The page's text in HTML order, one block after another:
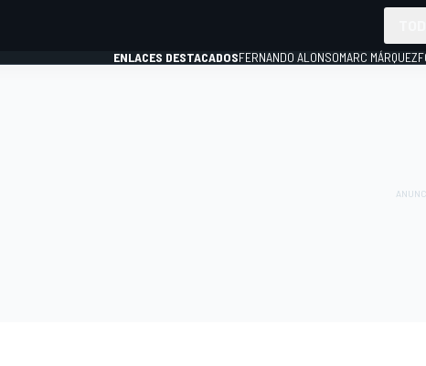
ENLACES DESTACADOSFERNANDO ALONSOMARC MÁRQUEZ